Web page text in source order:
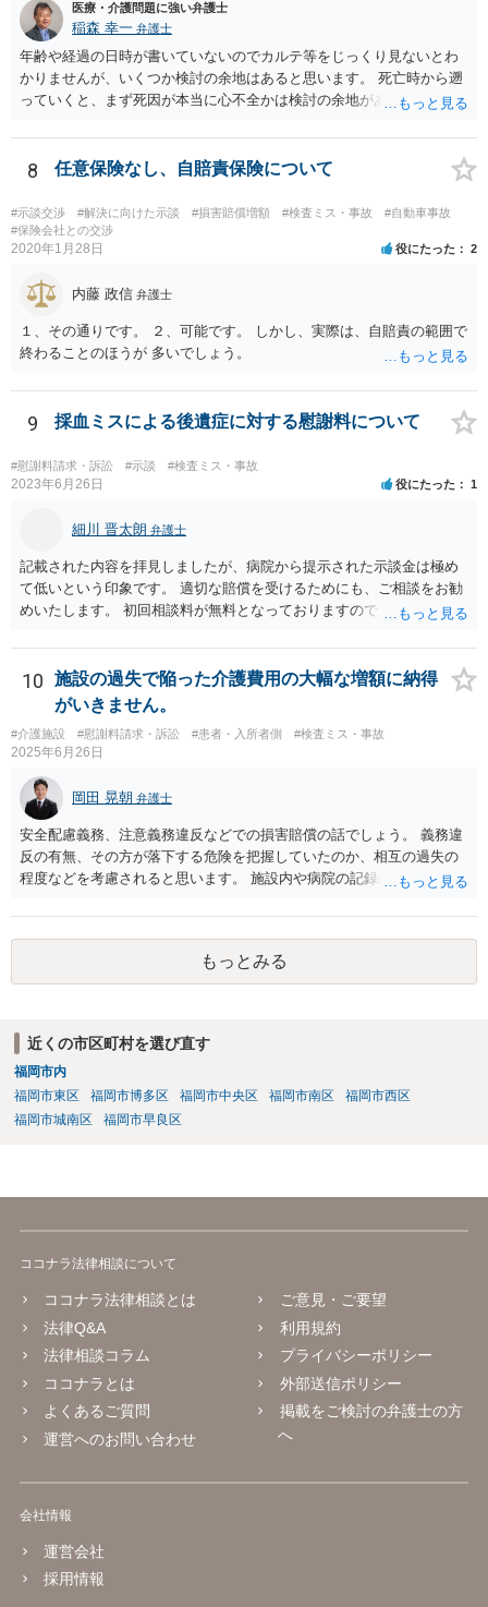
医療・介護問題に強い弁護士
稲森 幸一 弁護士
年齢や経過の日時が書いていないのでカルテ等をじっくり見ないとわ
かりませんが、いくつか検討の余地はあると思います。 死亡時から遡
っていくと、まず死因が本当に心不全かは検討の余地があります。腹
こまでしたのか、またしたとして死亡を防げたのかどうかという因果
関係の問題もあります。 さらに遡ると、C病院の手術に問題はなかっ
たのか、そもそも手術をする必要があったのかも気になります。その
前は問題なさそうですが、転院が多いのでそんなに転院が必要だった
のかも一応は検討材料だと思います。 いずれにしてもお近くの弁護士
にカルテ等を持って行って相談されたらいかがでしょうか。 頑張って
8 任意保険なし、自賠責保険について
#示談交渉 #解決に向けた示談 #損害賠償増額 #検査ミス・事故
#自動車事故
#保険会社との交渉
2020年1月28日 役にたった 2
内藤 政信 弁護士
１、その通りです。 ２、可能です。 しかし、実際は、自賠責の範囲で
終わることのほうが 多いでしょう。
9 採血ミスによる後遺症に対する慰謝料について
#慰謝料請求・訴訟 #示談 #検査ミス・事故
2023年6月26日 役にたった 1
細川 晋太朗 弁護士
記載された内容を拝見しましたが、病院から提示された示談金は極め
て低いという印象です。 適切な賠償を受けるためにも、ご相談をお勧
めいたします。 初回相談料が無料となっておりますので、お問い合わ
10
施設の過失で陥った介護費用の大幅な増額に納得
がいきません。
#介護施設 #慰謝料請求・訴訟 #患者・入所者側 #検査ミス・事故
2025年6月26日
岡田 晃朝 弁護士
安全配慮義務、注意義務違反などでの損害賠償の話でしょう。 義務違
反の有無、その方が落下する危険を把握していたのか、相互の過失の
程度などを考慮されると思います。 施設内や病院の記録の取得が必要
には会えて連絡せずに、証拠保全の手続きの検討も必要です（不意打
ちで、事務所内の証拠を押さえます。ただし費用が掛かりますし、あ
る程度証拠が事務所にあること、証拠の特定が出来なければなりませ
ん）。
もっとみる
近くの市区町村を選び直す
福岡市内
福岡市東区
福岡市博多区 福岡市中央区 福岡市南区
福岡市西区
福岡市城南区
福岡市早良区
ココナラ法律相談について
ココナラ法律相談とは
法律Q&A
法律相談コラム
ココナラとは
よくあるご質問
運営へのお問い合わせ
ご意見・ご要望
利用規約
プライバシーポリシー
外部送信ポリシー
掲載をご検討の弁護士の方
へ
会社情報
運営会社
採用情報